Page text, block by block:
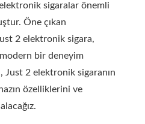
sigaralar önemli
Öne çıkan
2 elektronik sigara,
modern bir deneyim
Just 2 elektronik sigaranın
özelliklerini ve